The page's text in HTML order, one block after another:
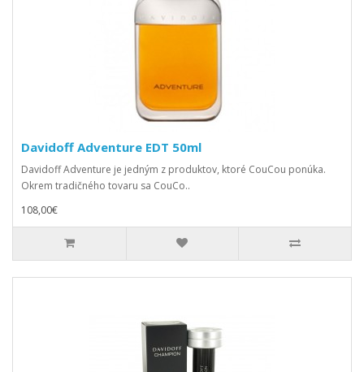
Davidoff Adventure EDT 50ml
Davidoff Adventure je jedným z produktov, ktoré CouCou ponúka.
Okrem tradičného tovaru sa CouCo..
108,00€